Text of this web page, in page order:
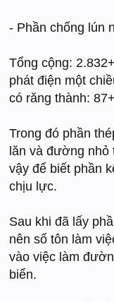
- Phần chống lún
Tổng cộng:
phát điện một
có răng thành:
Trong đó phần
lăn và đường
vậy để biết phần
chịu lực.
Sau khi đã lấy
nên số tôn làm
vào việc làm
biển.